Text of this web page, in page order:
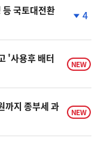
국토대전환
락
4
'사용후 배터
NEW
까지 종부세 과
NEW